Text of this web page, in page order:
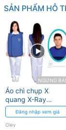
tốt
2026
❤️
VAT
đầy
đủ
SẢN PHẨM HỖ
NGƯNG
Áo chì chụp X
quang X-Ray
Radiation
Aprons (người lớn
và trẻ em) Oley
Đăng nhập xem giá
Oley